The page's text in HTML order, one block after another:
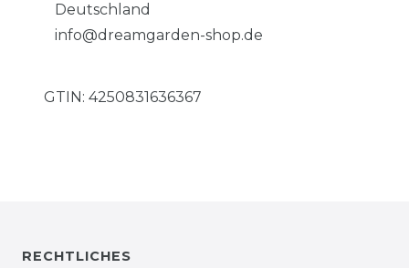
Deutschland
info@dreamgarden-shop.de
GTIN: 4250831636367
RECHTLICHES